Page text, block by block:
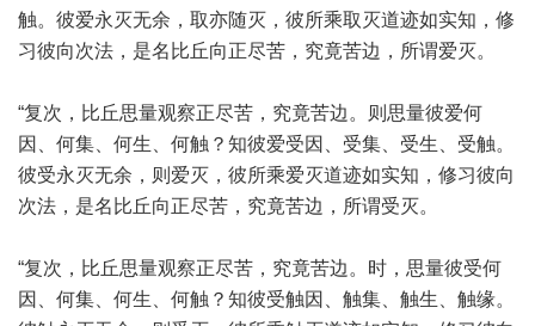
触。彼爱永灭无余，取亦随灭，彼所乘取灭道迹如实知，修
习彼向次法，是名比丘向正尽苦，究竟苦边，所谓爱灭。
“复次，比丘思量观察正尽苦，究竟苦边。则思量彼爱何
因、何集、何生、何触？知彼爱受因、受集、受生、受触。
彼受永灭无余，则爱灭，彼所乘爱灭道迹如实知，修习彼向
次法，是名比丘向正尽苦，究竟苦边，所谓受灭。
“复次，比丘思量观察正尽苦，究竟苦边。时，思量彼受何
因、何集、何生、何触？知彼受触因、触集、触生、触缘。